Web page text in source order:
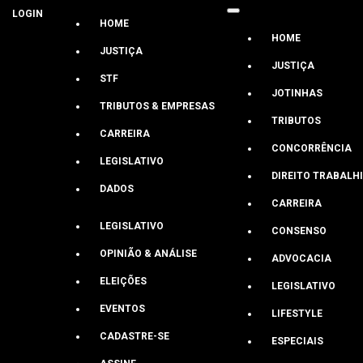
LOGIN
HOME
JUSTIÇA
STF
TRIBUTOS & EMPRESAS
CARREIRA
LEGISLATIVO
DADOS
LEGISLATIVO
OPINIÃO & ANÁLISE
ELEIÇÕES
EVENTOS
CADASTRE-SE
HOME
JUSTIÇA
JOTINHAS
TRIBUTOS
CONCORRÊNCIA
DIREITO
CARREIRA
CONSENSO
ADVOCACIA
LEGISLATIVO
LIFESTYLE
ESPECIAIS
Brasílai
Antonio Maldonado
Lira diz que é um erro Câmara não
‘Debate ficou no radicalismo das posições’, declarou o